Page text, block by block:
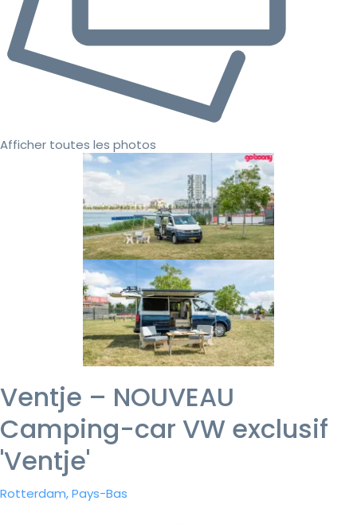
Afficher toutes les photos
Ventje – NOUVEAU
Camping-car VW exclusif
'Ventje'
Rotterdam, Pays-Bas